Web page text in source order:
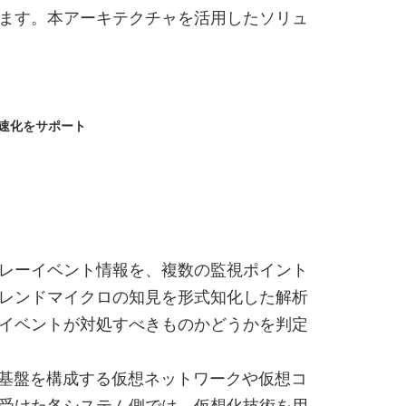
す。本アーキテクチャを活用したソリュ
化をサポート
ーイベント情報を、複数の監視ポイント
ンドマイクロの知見を形式知化した解析
ベントが対処すべきものかどうかを判定
盤を構成する仮想ネットワークや仮想コ